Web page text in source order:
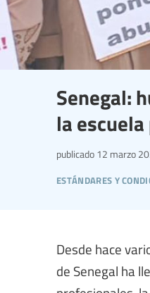
Senegal:
la
estándares y
publicado 12 marzo
Desde hace
de Senegal ha